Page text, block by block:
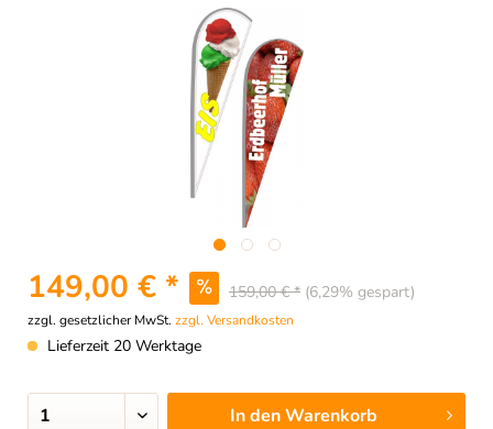
149,00 € * 159,00 € * (6,29% gespart)
zzgl. gesetzlicher MwSt. zzgl. Versandkosten
Lieferzeit 20 Werktage
In denWarenkorb